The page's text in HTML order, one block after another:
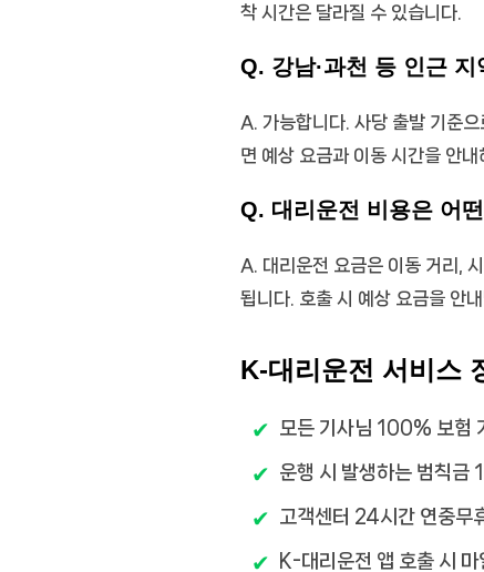
착 시간은 달라질 수 있습니다.
Q. 강남·과천 등 인근
A. 가능합니다. 사당 출발 기준으
면 예상 요금과 이동 시간을 안내
Q. 대리운전 비용은 어
A. 대리운전 요금은 이동 거리,
됩니다. 호출 시 예상 요금을 안
K-대리운전 서비스
모든 기사님 100% 보험
운행 시 발생하는 범칙금
고객센터 24시간 연중무
K-대리운전 앱 호출 시 마